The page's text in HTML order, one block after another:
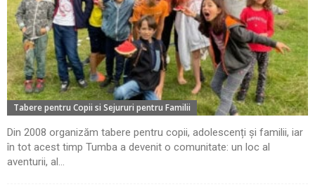
Tabere pentru Copii si Sejururi pentru Familii
Din 2008 organizăm tabere pentru copii, adolescenți și familii, iar
în tot acest timp Tumba a devenit o comunitate: un loc al
aventurii, al...